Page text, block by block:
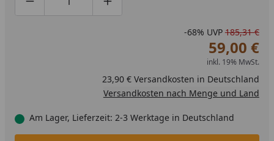
Produktmenge um eins verringern
Produktmenge manuell eingeben
Produktmenge um eins erhöhen
-68% UVP 185,31 €
59,00 €
inkl. 19% MwSt.
23,90 € Versandkosten in Deutschland
Versandkosten nach Menge und Land
Am Lager, Lieferzeit: 2-3 Werktage in Deutschland